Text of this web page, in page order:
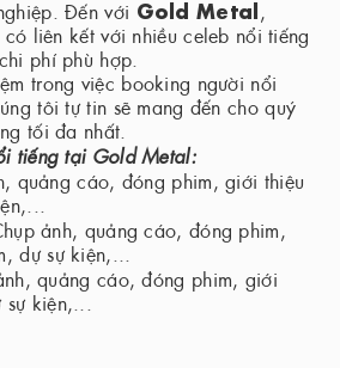
Đến với Gold Metal,
liên kết với nhiều celeb nổi tiếng
phí phù hợp.
trong việc booking người nổi
tôi tự tin sẽ mang đến cho quý
tối đa nhất.
tiếng tại Gold Metal:
quảng cáo, đóng phim, giới thiệu
ảnh, quảng cáo, đóng phim,
dự sự kiện,...
quảng cáo, đóng phim, giới
kiện,...